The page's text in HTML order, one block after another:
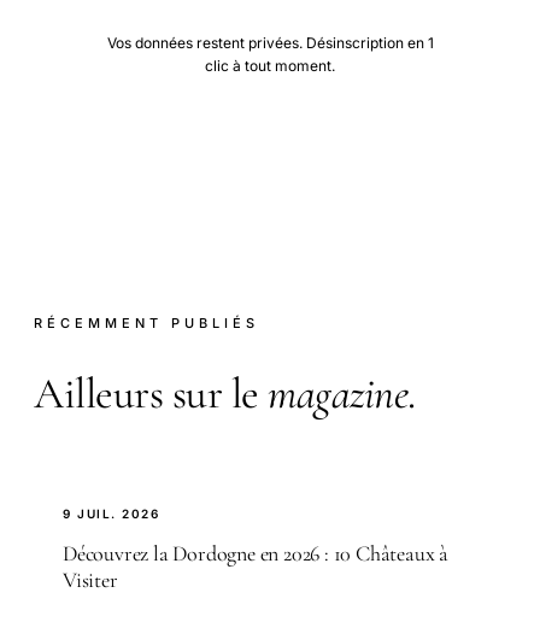
Vos données restent privées. Désinscription en 1
clic à tout moment.
RÉCEMMENT PUBLIÉS
Ailleurs sur le magazine.
9 JUIL. 2026
Découvrez la Dordogne en 2026 : 10 Châteaux à
Visiter